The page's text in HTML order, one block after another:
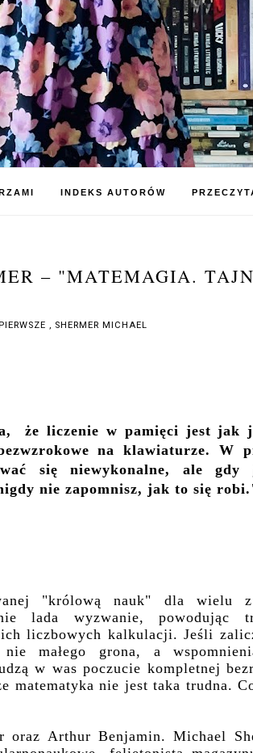
INDEKS AUTORÓW
– "MATEMAGIA.
, SHERMER MICHAEL
że liczenie w pamięci jest jak
na klawiaturze. W
się niewykonalne, ale gdy
nie zapomnisz, jak to się
"królową nauk" dla wielu
lada wyzwanie, powodując
liczbowych kalkulacji. Jeśli
małego grona, a
w was poczucie kompletnej
matematyka nie jest taka trudna.
oraz Arthur Benjamin. Michael